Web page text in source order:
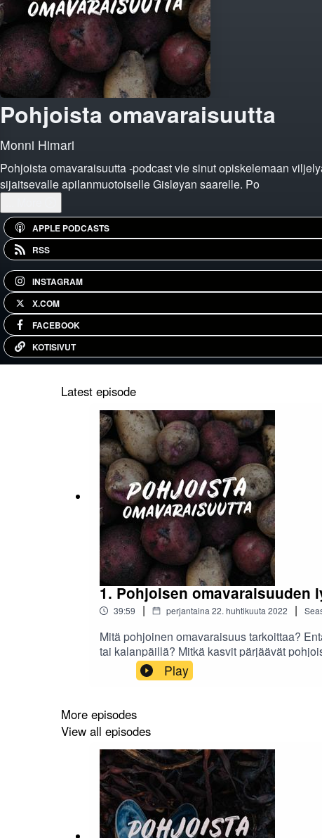
Pohjoista omavaraisuutta
Monni Himari
Pohjoista omavaraisuutta -podcast vie sinut opiskelemaan
sijaitsevalle apilanmuotoiselle Gisløyan saarelle. Po
APPLE PODCASTS
RSS
INSTAGRAM
X.COM
FACEBOOK
KOTISIVUT
Latest episode
1. Pohjoisen omavaraisuuden
39:59 | perjantaina 22. huhtikuuta 2022 |
Mitä pohjoinen omavaraisuus tarkoittaa?
tai kalanpäillä? Mitkä kasvit pärjäävät
Vesterålenin sienimentori ja
ja harjoittamiseen. Nimittäin, vaikka et
Play
More episodes
View all episodes